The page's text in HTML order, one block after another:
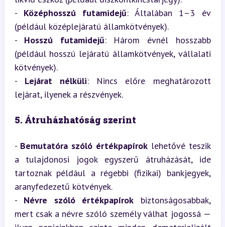
- Középhosszú futamidejű: Általában 1–3 év
(például középlejáratú államkötvények).
- Hosszú futamidejű: Három évnél hosszabb
(például hosszú lejáratú államkötvények, vállalati
kötvények).
- Lejárat nélküli: Nincs előre meghatározott
lejárat, ilyenek a részvények.
5. Átruházhatóság szerint
- Bemutatóra szóló értékpapírok lehetővé teszik
a tulajdonosi jogok egyszerű átruházását, ide
tartoznak például a régebbi (fizikai) bankjegyek,
aranyfedezetű kötvények.
- Névre szóló értékpapírok biztonságosabbak,
mert csak a névre szóló személy válhat jogossá —